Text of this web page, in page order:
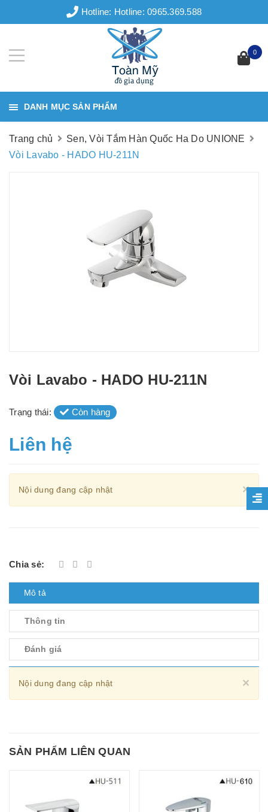
Hotline: Hotline: 0965.369.588
0
DANH MỤC SẢN PHẨM
Trang chủ
Sen, Vòi Tắm Hàn Quốc Ha Do UNIONE
Vòi Lavabo - HADO HU-211N
Vòi Lavabo - HADO HU-211N
Trạng thái: Còn hàng
Liên hệ
×
Nội dung đang cập nhật
Chia sẻ:
Mô tả
Thông tin
Đánh giá
×
Nội dung đang cập nhật
SẢN PHẨM LIÊN QUAN